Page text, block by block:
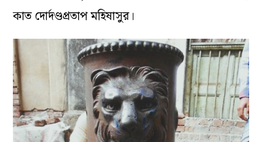
কাত দোর্দণ্ডপ্রতাপ মহিষাসুর।